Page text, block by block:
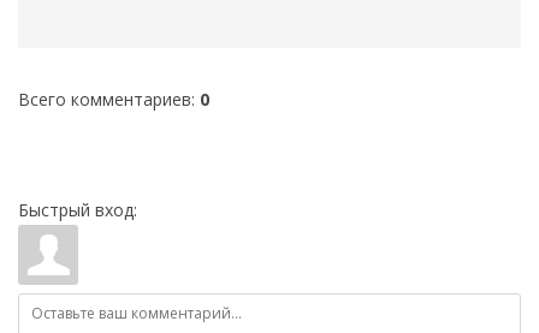
Всего комментариев: 0
Быстрый вход: